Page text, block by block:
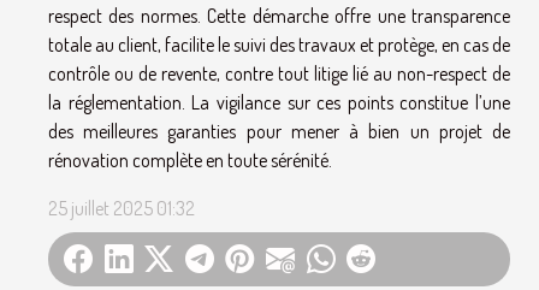
respect des normes. Cette démarche offre une transparence
totale au client, facilite le suivi des travaux et protège, en cas de
contrôle ou de revente, contre tout litige lié au non-respect de
la réglementation. La vigilance sur ces points constitue l’une
des meilleures garanties pour mener à bien un projet de
rénovation complète en toute sérénité.
25 juillet 2025 01:32